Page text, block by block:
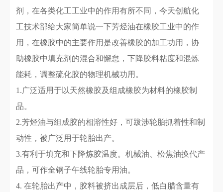
剂，在各类化工工业中的作用有所不同，今天创航化
工技术部给大家简单说一下芳烃油在橡胶工业中的作
用，在橡胶中的主要作用是改善橡胶的加工功用，协
助橡胶中填充剂的混合和懈怠，下降胶料粘度和混炼
能耗，调整硫化胶的物理机械功用。
1.广泛适用于以天然橡胶及组成橡胶为材料的橡胶制
品。
2.芳烃油与组成胶的相溶性好，可跋涉轮胎抓着性和制
动性，被广泛用于轮胎出产。
3.有利于填充和下降炼胶温度。机械油、松焦油换代产
品，可作全钢子午线轮胎专用油。
4. 在轮胎出产中，胶料被挤出成层后，低白腊含量有